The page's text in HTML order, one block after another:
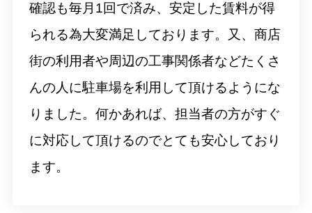
確認も毎月1回で済み、安定した賃料が得
られる為大変満足しております。又、商店
街の利用者や周辺の工事関係者などたくさ
んの人に駐車場を利用して頂けるようにな
りました。何かあれば、担当者の方がすぐ
に対応して頂けるのでとても安心しており
ます。